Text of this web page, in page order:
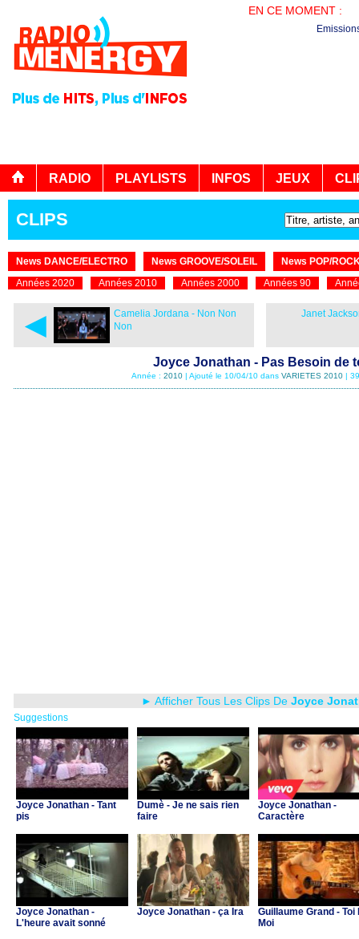
EN CE MOMENT :
RADIO PLAYLISTS INFOS JEUX
CLIPS
News DANCE/ELECTRO News GROOVE/SOLEIL
News POP/
Années 2020
Années 2010 Années 2000 Années 90
◄
Camelia Jordana - Non Non
Non
Janet
Joyce Jonathan - Pas Besoin de
Année : 2010| Ajouté le 10/04/10 dans VARIETES 2010|
► Afficher Tous Les Clips De Joyce
Suggestions
Joyce Jonathan - Tant
pis
Dumè - Je ne sais rien
faire
Joyce Jonathan -
Caractère
Joyce Jonathan -
L'heure avait sonné
Joyce Jonathan - ça Ira
Guillaume Grand - Toi
Moi